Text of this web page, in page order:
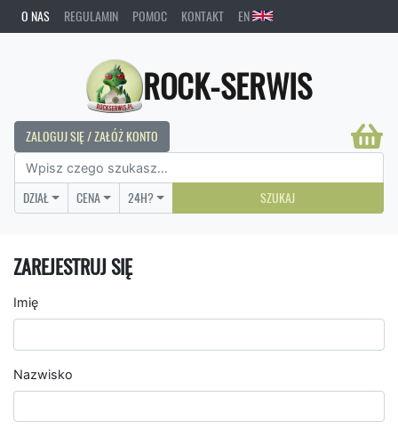
O NAS REGULAMIN POMOC KONTAKT EN
ROCK-SERWIS
ZALOGUJ SIĘ / ZAŁÓŻ KONTO
DZIAŁ CENA 24H? SZUKAJ
ZAREJESTRUJ SIĘ
Imię
Nazwisko